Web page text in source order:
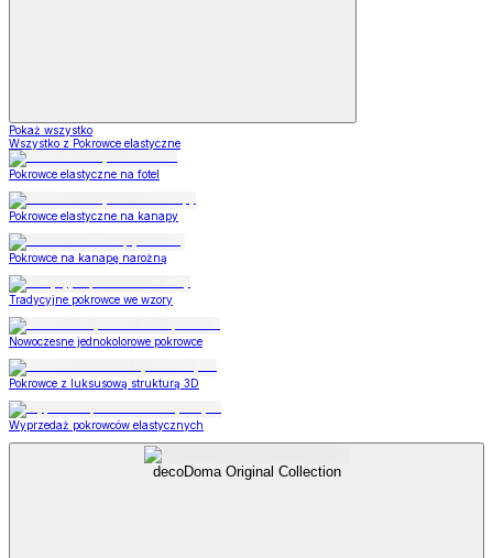
Pokaż wszystko
Wszystko z Pokrowce elastyczne
Pokrowce elastyczne na fotel
Pokrowce elastyczne na kanapy
Pokrowce na kanapę narożną
Tradycyjne pokrowce we wzory
Nowoczesne jednokolorowe pokrowce
Pokrowce z luksusową strukturą 3D
Wyprzedaż pokrowców elastycznych
decoDoma Original Collection